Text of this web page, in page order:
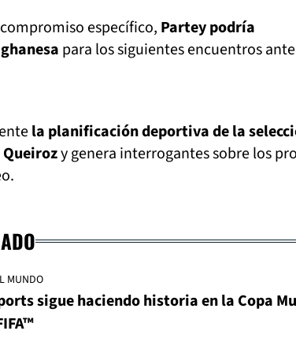
específico, Partey podría
para los siguientes encuentros ante
la planificación deportiva de la
y genera interrogantes sobre los
MUNDO
sigue haciendo historia en la Copa